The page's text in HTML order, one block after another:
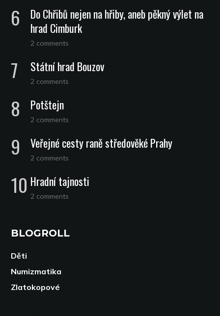
Do Chřibů nejen na hřiby, aneb pěkný výlet na
hrad Cimburk
2 comments
Státní hrad Bouzov
2 comments
Potštejn
2 comments
Veřejné cesty raně středověké Prahy
2 comments
Hradní tajnosti
2 comments
BLOGROLL
Děti
Numizmatika
Zlatokopové